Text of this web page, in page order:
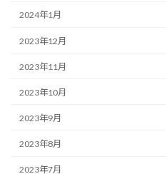
2024年1月
2023年12月
2023年11月
2023年10月
2023年9月
2023年8月
2023年7月